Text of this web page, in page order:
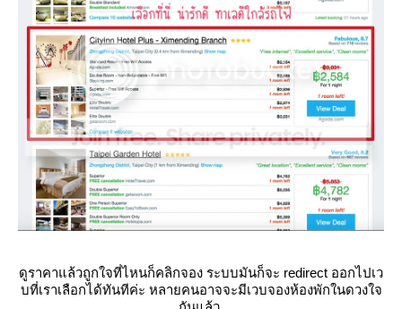
ดูราคาแล้วถูกใจที่ไหนก็คลิกจอง ระบบมันก็จะ redirect ออกไปเว
บที่เราเลือกได้ทันทีค่ะ หลายคนอาจจะมีเวบจองห้องพักในดวงใจ